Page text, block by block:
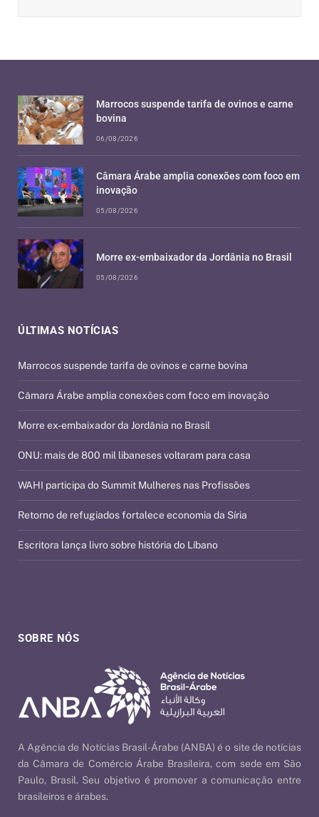
SOBRE NÓS
A Agência de Notícias Brasil-Árabe (ANBA) é o site de notícias
da Câmara de Comércio Árabe Brasileira, com sede em São
Paulo, Brasil. Seu objetivo é promover a comunicação entre
brasileiros e árabes.
ÚLTIMAS NOTÍCIAS
Marrocos suspende tarifa de ovinos e carne bovina
Câmara Árabe amplia conexões com foco em inovação
Morre ex-embaixador da Jordânia no Brasil
ONU: mais de 800 mil libaneses voltaram para casa
WAHI participa do Summit Mulheres nas Profissões
Retorno de refugiados fortalece economia da Síria
Escritora lança livro sobre história do Líbano
Marrocos suspende tarifa de ovinos e carne
bovina
06/08/2026
Câmara Árabe amplia conexões com foco em
inovação
05/08/2026
Morre ex-embaixador da Jordânia no Brasil
05/08/2026